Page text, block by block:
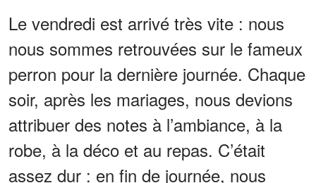
Le vendredi est arrivé très vite : nous
nous sommes retrouvées sur le fameux
perron pour la dernière journée. Chaque
soir, après les mariages, nous devions
attribuer des notes à l’ambiance, à la
robe, à la déco et au repas. C’était
assez dur : en fin de journée, nous